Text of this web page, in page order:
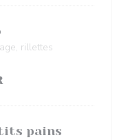
rillettes
pains